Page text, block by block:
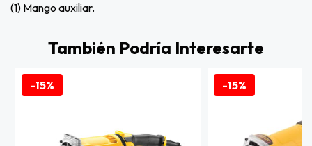
(1) Mango auxiliar.
También Podría Interesarte
-15% -15%